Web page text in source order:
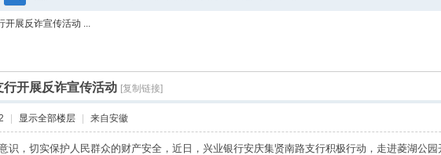
搜
开展反诈宣传活动 ...
开展反诈宣传活动 [复制链接]
显示全部楼层 来自安徽
识，切实保护人民群众的财产安全，近日，兴业银行安庆集贤南路支行积极行动，走进菱湖公园